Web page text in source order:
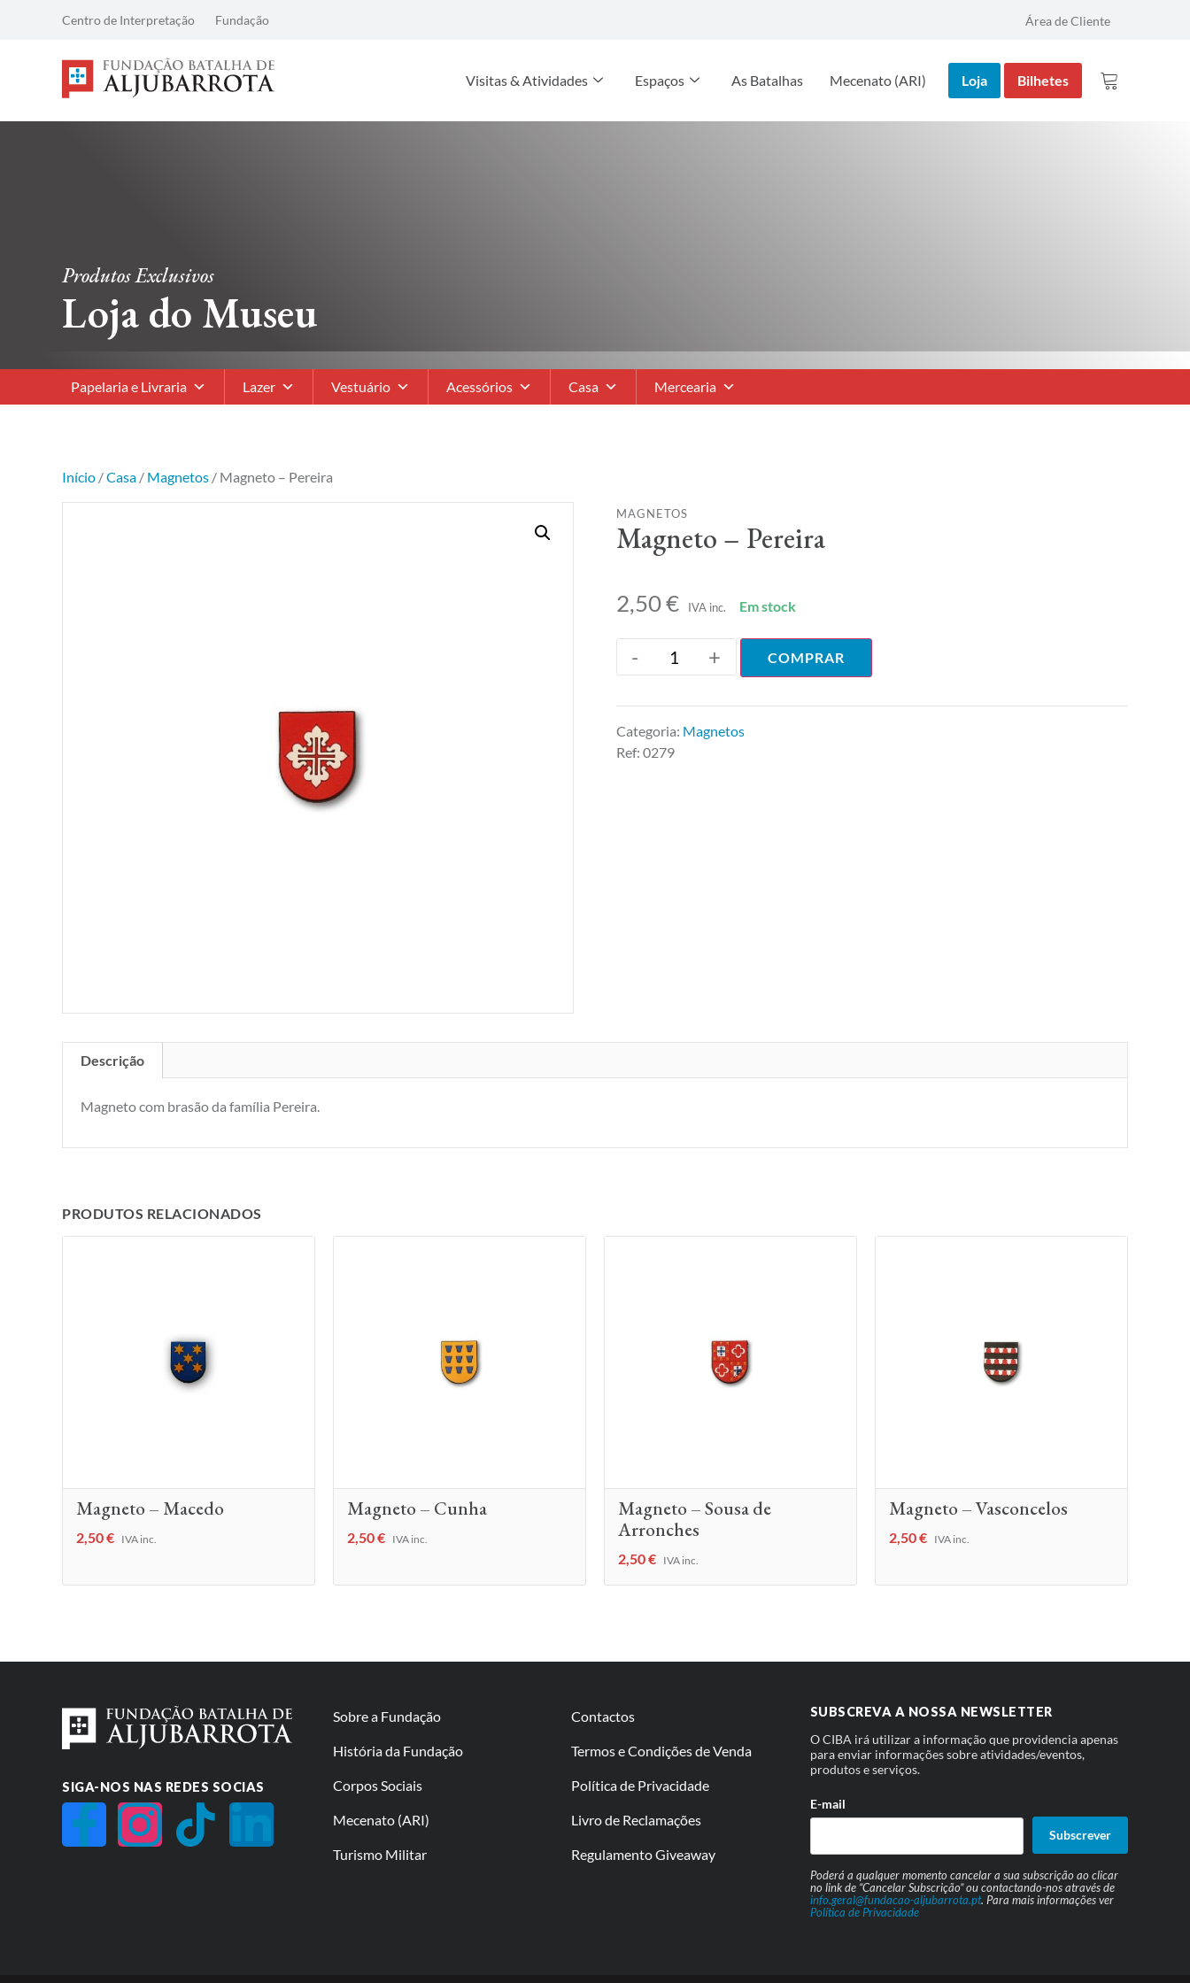
Centro de Interpretação Fundação Área de Cliente
Visitas & Atividades Espaços As Batalhas Mecenato (ARI) Loja Bilhetes
Produtos Exclusivos
Loja do Museu
Papelaria e Livraria Lazer Vestuário Acessórios Casa Mercearia
Início /Casa / Magnetos / Magneto – Pereira
MAGNETOS
Magneto – Pereira
2,50€ IVA inc. Em stock
- + COMPRAR
Categoria: Magnetos
Ref:0279
Descrição
Magneto com brasão da família Pereira.
PRODUTOS RELACIONADOS
Magneto – Macedo
2,50€ IVA inc.
Magneto – Cunha
2,50€ IVA inc.
Magneto – Sousa de
Arronches
2,50€ IVA inc.
Magneto – Vasconcelos
2,50€ IVA inc.
SIGA-NOS NAS REDES SOCIAS
Sobre a Fundação
História da Fundação
Corpos Sociais
Mecenato (ARI)
Turismo Militar
Contactos
Termos e Condições de Venda
Política de Privacidade
Livro de Reclamações
Regulamento Giveaway
SUBSCREVA A NOSSA NEWSLETTER
O CIBA irá utilizar a informação que providencia apenas
para enviar informações sobre atividades/eventos,
produtos e serviços.
E-mail
Subscrever
Poderá a qualquer momento cancelar a sua subscrição ao clicar
no link de “Cancelar Subscrição” ou contactando-nos através de
info.geral@fundacao-aljubarrota.pt. Para mais informações ver
Política de Privacidade